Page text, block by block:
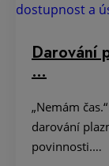
Darování
…
„Nemám
darování
povinnosti.…